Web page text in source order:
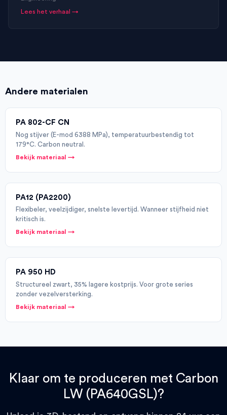
Lees het verhaal →
Andere materialen
PA 802-CF CN
Nog stijver (E-mod 6388 MPa), temperatuurbestendig tot
179°C. Carbon neutral.
Bekijk materiaal →
PA12 (PA2200)
Flexibeler, veelzijdiger, snelste levertijd. Wanneer stijfheid niet
kritisch is.
Bekijk materiaal →
PA 950 HD
Structureel zwart, 35% lagere kostprijs. Voor grote series
zonder vezelversterking.
Bekijk materiaal →
Klaar om te produceren met Carbon
LW (PA640GSL)?